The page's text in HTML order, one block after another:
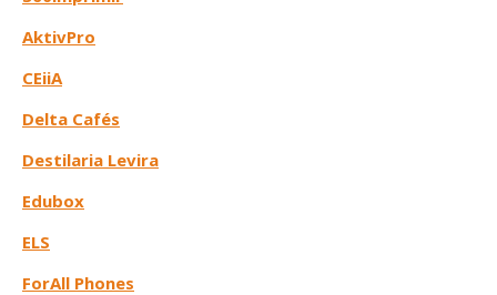
AktivPro
CEiiA
Delta Cafés
Destilaria Levira
Edubox
ELS
ForAll Phones